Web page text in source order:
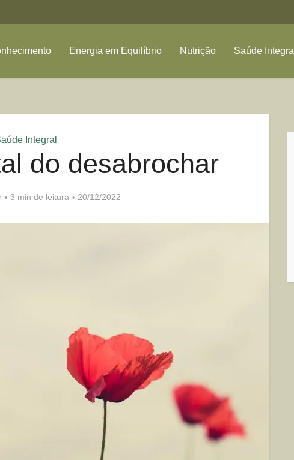
Energia em Equilíbrio Nutrição Saúde Integral
Integral
do desabrochar
3 min de leitura 20/12/2022